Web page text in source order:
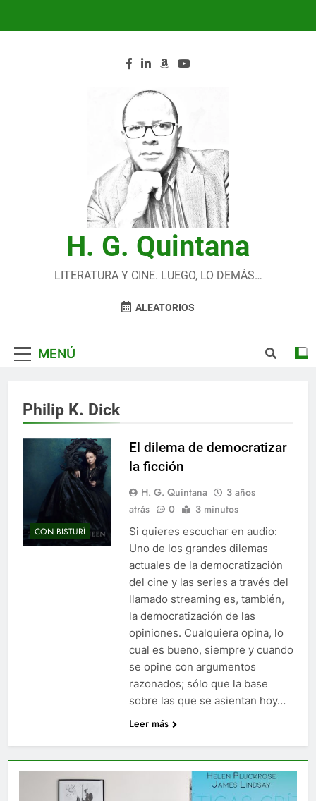
H. G. Quintana
LITERATURA Y CINE. LUEGO, LO DEMÁS…
ALEATORIOS
MENÚ
Philip K. Dick
CON BISTURÍ
El dilema de democratizar
la ficción
H. G. Quintana
3 años
atrás
0 3 minutos
Si quieres escuchar en audio:
Uno de los grandes dilemas
actuales de la democratización
del cine y las series a través del
llamado streaming es, también,
la democratización de las
opiniones. Cualquiera opina, lo
cual es bueno, siempre y cuando
se opine con argumentos
razonados; sólo que la base
sobre las que se asientan hoy…
Leer más